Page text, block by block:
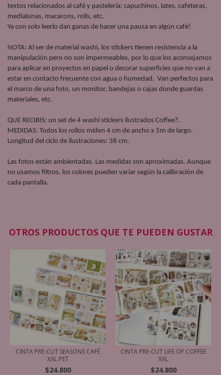
textos relacionados al café y pastelería: capuchinos, lates, cafeteras,
medialunas, macarons, rolls, etc.
Ya con solo leerlo dan ganas de hacer una pausa en algún café!
NOTA: Al ser de material washi, los stickers tienen resistencia a la
manipulación pero no son impermeables, por lo que los aconsejamos
para aplicar en proyectos en papel o decorar superficies que no van a
estar en contacto frecuente con agua o humedad.  Van perfectos para
el marco de una foto, un monitor, bandejas o cajas donde guardas
materiales, etc.
QUE RECIBIS: un set de 4 washi stickers ilustrados Coffee?.
MEDIDAS: Todos los rollos miden 4 cm de ancho x 5m de largo.
Longitud del ciclo de ilustraciones: 38 cm.
Las fotos están ambientadas. Las medidas son aproximadas. Aunque
no usamos filtros, los colores pueden variar según la calibración de
cada pantalla.
OTROS PRODUCTOS QUE TE PUEDEN GUSTAR
CINTA PRE-CUT SEASONS CAFÉ
XXL PET
$24.800
CINTA PRE-CUT LIFE OF COFFEE
XXL
$24.800